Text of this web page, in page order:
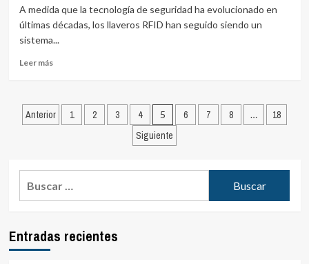
asegurar
tu
antes
navidad
A medida que la tecnología de seguridad ha evolucionado en
últimas décadas, los llaveros RFID han seguido siendo un
sistema...
Leer másLeer
funciona
el
llaveros
Paginación
Anterior 1 2 3 4 5 6 7 8 …
18
Siguiente
Entradas recientes